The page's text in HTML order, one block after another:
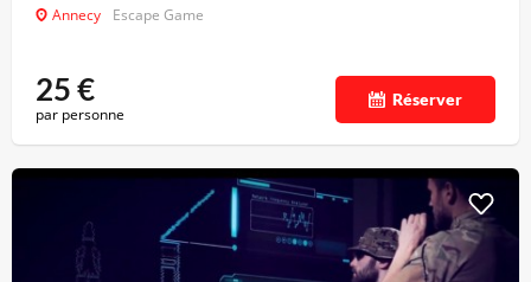
Annecy Escape Game
25€
par personne
Réserver